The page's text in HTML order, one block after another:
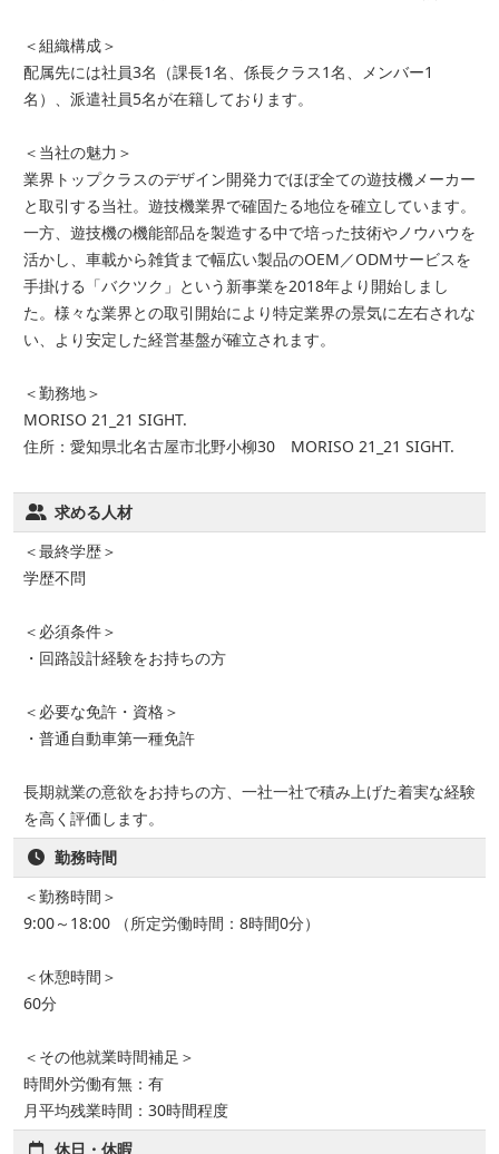
＜組織構成＞
配属先には社員3名（課長1名、係長クラス1名、メンバー1
名）、派遣社員5名が在籍しております。
＜当社の魅力＞
業界トップクラスのデザイン開発力でほぼ全ての遊技機メーカー
と取引する当社。遊技機業界で確固たる地位を確立しています。
一方、遊技機の機能部品を製造する中で培った技術やノウハウを
活かし、車載から雑貨まで幅広い製品のOEM／ODMサービスを
手掛ける「バクツク」という新事業を2018年より開始しまし
た。様々な業界との取引開始により特定業界の景気に左右されな
い、より安定した経営基盤が確立されます。
＜勤務地＞
MORISO 21_21 SIGHT.
住所：愛知県北名古屋市北野小柳30 MORISO 21_21 SIGHT.
求める人材
＜最終学歴＞
学歴不問
＜必須条件＞
・回路設計経験をお持ちの方
＜必要な免許・資格＞
・普通自動車第一種免許
長期就業の意欲をお持ちの方、一社一社で積み上げた着実な経験
を高く評価します。
勤務時間
＜勤務時間＞
9:00～18:00 （所定労働時間：8時間0分）
＜休憩時間＞
60分
＜その他就業時間補足＞
時間外労働有無：有
月平均残業時間：30時間程度
休日・休暇